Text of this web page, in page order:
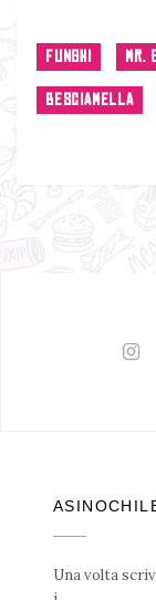
FUNGHI MR.
BESCIAMELLA
Una volta